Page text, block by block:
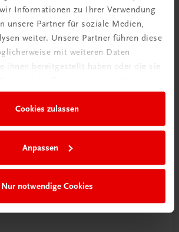
Informationen zu Ihrer Verwendung
unsere Partner für soziale Medien,
weiter. Unsere Partner führen diese
mit weiteren Daten
ihnen bereitgestellt haben oder die sie
Cookies zulassen
Anpassen
Nur notwendige Cookies
–
Konzept